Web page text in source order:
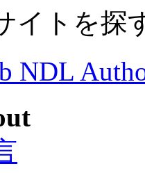
イトを探
NDL